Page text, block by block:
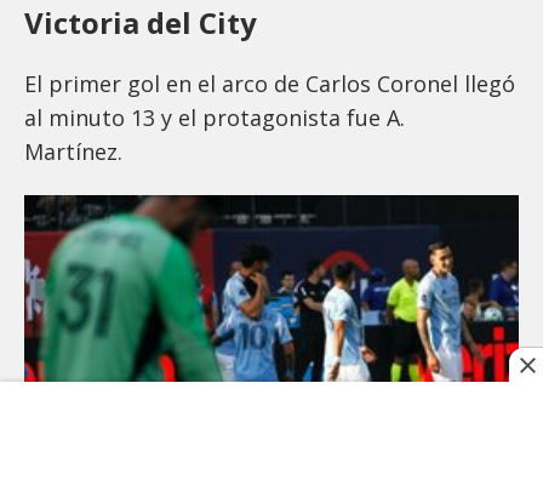
Victoria del City
El primer gol en el arco de Carlos Coronel llegó
al minuto 13 y el protagonista fue A.
Martínez.